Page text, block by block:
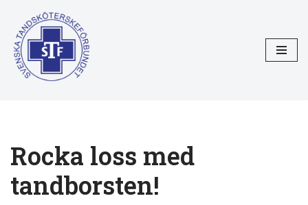
Hoppa
till
innehåll
Rocka loss med
tandborsten!